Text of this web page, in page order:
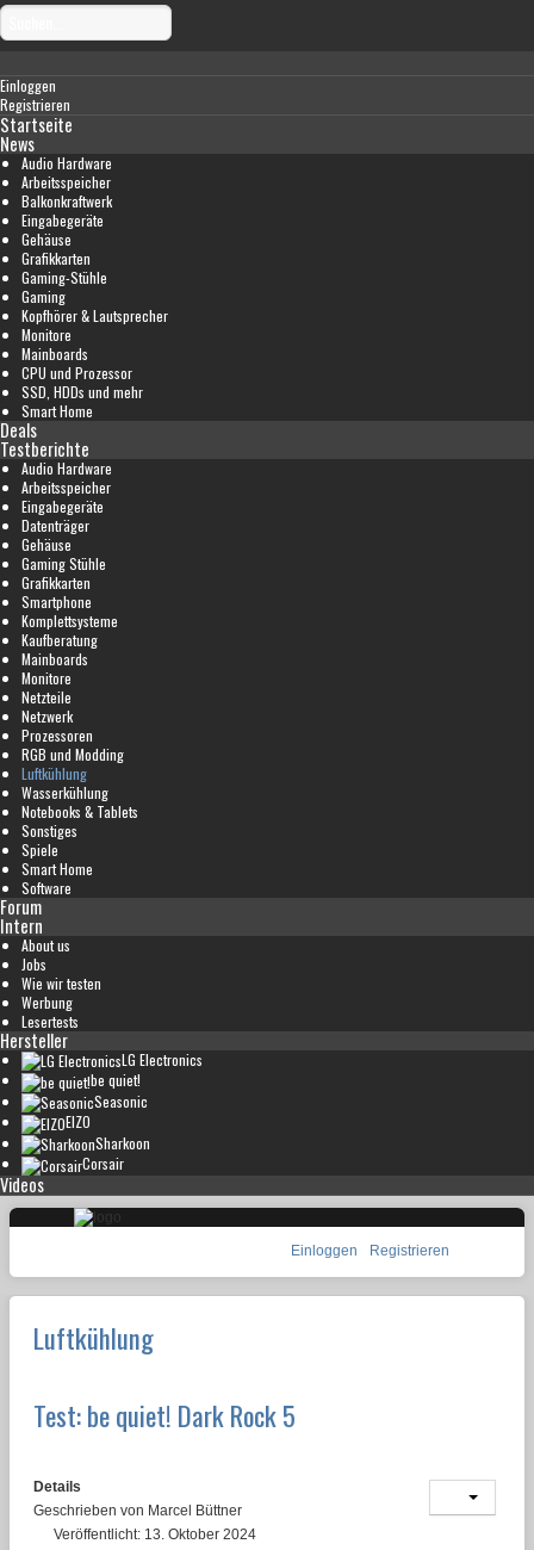
Einloggen
Registrieren
Startseite
News
Audio Hardware
Arbeitsspeicher
Balkonkraftwerk
Eingabegeräte
Gehäuse
Grafikkarten
Gaming-Stühle
Gaming
Kopfhörer & Lautsprecher
Monitore
Mainboards
CPU und Prozessor
SSD, HDDs und mehr
Smart Home
Deals
Testberichte
Audio Hardware
Arbeitsspeicher
Eingabegeräte
Datenträger
Gehäuse
Gaming Stühle
Grafikkarten
Smartphone
Komplettsysteme
Kaufberatung
Mainboards
Monitore
Netzteile
Netzwerk
Prozessoren
RGB und Modding
Luftkühlung
Wasserkühlung
Notebooks & Tablets
Sonstiges
Spiele
Smart Home
Software
Forum
Intern
About us
Jobs
Wie wir testen
Werbung
Lesertests
Hersteller
LG Electronics
be quiet!
Seasonic
EIZO
Sharkoon
Corsair
Videos
Einloggen Registrieren
Luftkühlung
Test: be quiet! Dark Rock 5
Details
Geschrieben von Marcel Büttner
Veröffentlicht: 13. Oktober 2024